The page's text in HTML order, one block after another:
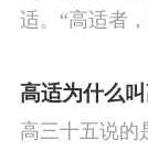
适。“高适者
意诗什，以气
高适为什么
高三十五说的